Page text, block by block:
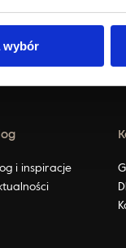
wybór
i inspiracje